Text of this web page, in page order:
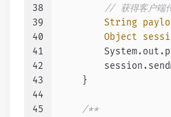
38
39
40
41
42
43
44
45
// 获得客户端
String
Object
    }
/**